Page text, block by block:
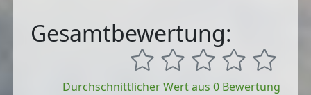
Gesamtbewertung:
Durchschnittlicher Wert aus 0 Bewertung